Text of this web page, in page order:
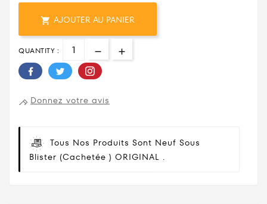
 AJOUTER AU PANIER
QUANTITY :
Donnez votre avis
Tous Nos Produits Sont Neuf Sous
Blister (cachetée ) ORIGINAL .